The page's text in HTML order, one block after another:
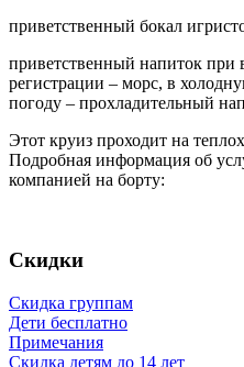
приветственный бокал
приветственный напиток при
регистрации – морс, в
погоду – прохладительный
Этот круиз проходит на
Подробная информация об
компанией на борту:
Скидки
Скидка группам
Дети бесплатно
Примечания
Скидка детям до 14 лет